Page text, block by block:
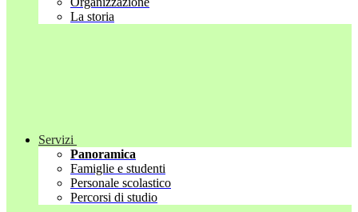
La storia
Servizi
Panoramica
Famiglie e studenti
Personale scolastico
Percorsi di studio